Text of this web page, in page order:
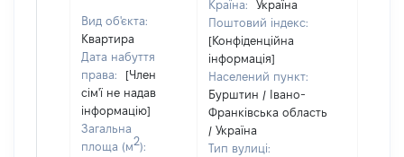
Вид об'єкта:
Квартира
Дата набуття
права:
[Член
сім'ї не надав
інформацію]
Загальна
площа (м2):
Країна:
Україна
Поштовий індекс:
[Конфіденційна
інформація]
Населений пункт:
Бурштин / Івано-
Франківська область
/ Україна
Тип вулиці: